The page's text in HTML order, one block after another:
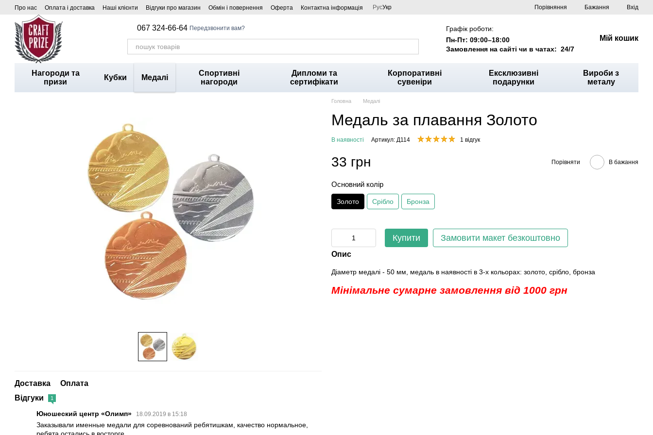
Перейти до основного контенту
Про нас Оплата і доставка Наші клієнти Відгуки про магазин Обмін і повернення Оферта Контактна інформація РусУкр Порівняння Бажання Вхід
067 324-66-64 Передзвонити вам?
Графік роботи:
Пн-Пт: 09:00–18:00
Замовлення на сайті чи в чатах: 24/7
Мій кошик
Нагороди та
призи
Кубки Медалі
Спортивні
нагороди
Дипломи та
сертифікати
Корпоративні
сувеніри
Ексклюзивні
подарунки
Вироби з
металу
Доставка
Оплата
Відгуки
1
Юношеский центр «Олимп» 18.09.2019 в 15:18
Заказывали именные медали для соревнований ребятишкам, качество нормальное,
Головна Медалі
Медаль за плавання Золото
В наявності Артикул: Д114 1 відгук
33 грн Порівняти В бажання
Основний колір
Золото Срібло Бронза
Купити Замовити макет безкоштовно
Опис
Діаметр медалі - 50 мм, медаль в наявності в 3-х кольорах: золото, срібло, бронза
Мінімальне сумарне замовлення від 1000 грн